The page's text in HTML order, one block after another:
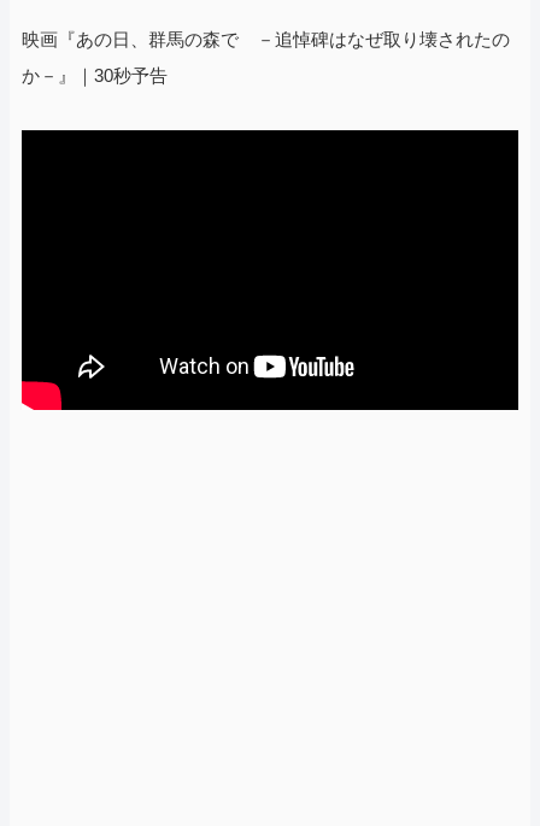
映画『あの日、群馬の森で －追悼碑はなぜ取り壊されたの
か－』｜30秒予告